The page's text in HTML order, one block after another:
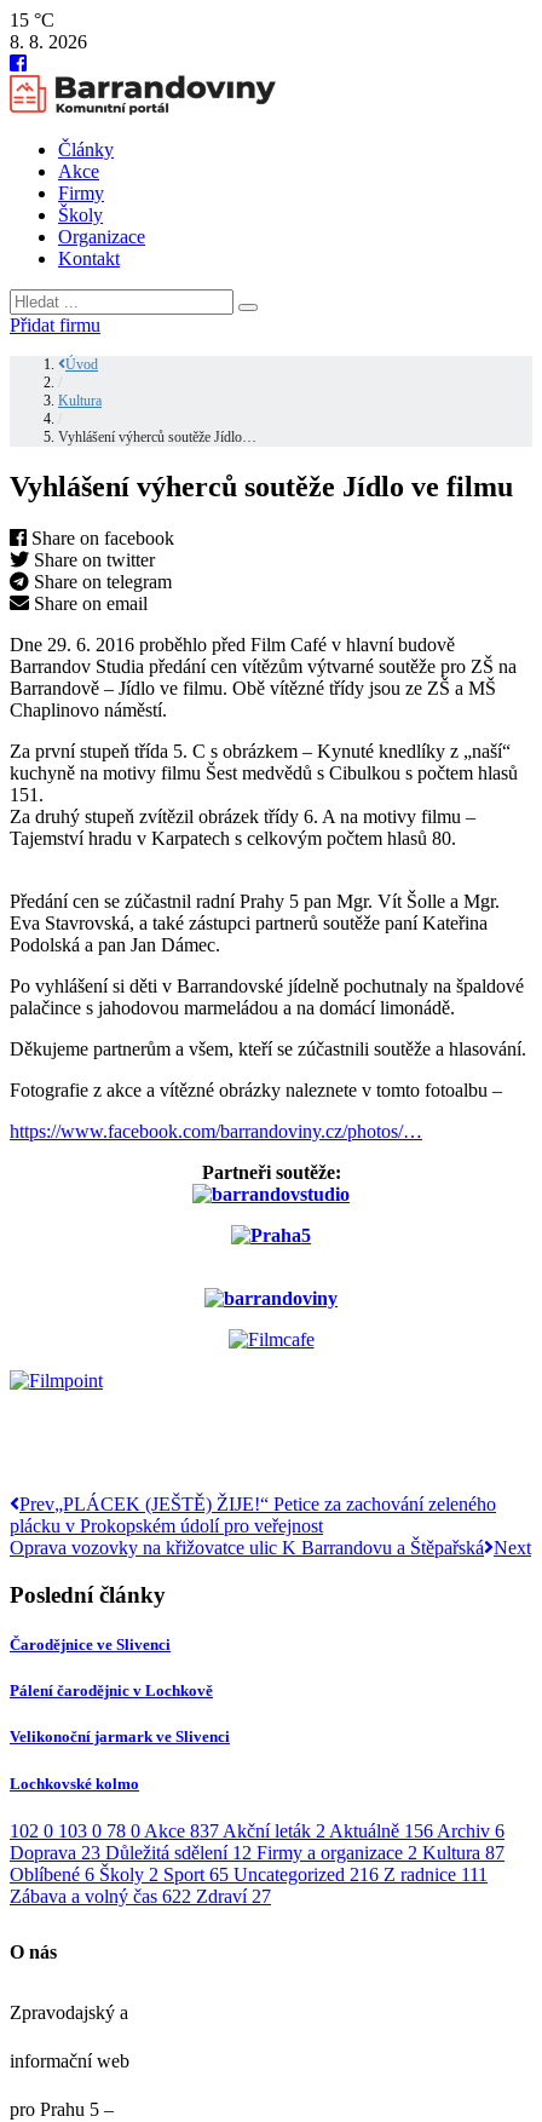
15 °C
8. 8. 2026
Články
Akce
Firmy
Školy
Organizace
Kontakt
Přidat firmu
Úvod
Kultura
Vyhlášení výherců soutěže Jídlo…
Vyhlášení výherců soutěže Jídlo ve filmu
Share on facebook
Share on twitter
Share on telegram
Share on email
Dne 29. 6. 2016 proběhlo před Film Café v hlavní budově
Barrandov Studia předání cen vítězům výtvarné soutěže pro ZŠ na
Barrandově – Jídlo ve filmu. Obě vítězné třídy jsou ze ZŠ a MŠ
Chaplinovo náměstí.
Za první stupeň třída 5. C s obrázkem – Kynuté knedlíky z „naší“
kuchyně na motivy filmu Šest medvědů s Cibulkou s počtem hlasů
151.
Za druhý stupeň zvítězil obrázek třídy 6. A na motivy filmu –
Tajemství hradu v Karpatech s celkovým počtem hlasů 80.
Předání cen se zúčastnil radní Prahy 5 pan Mgr. Vít Šolle a Mgr.
Eva Stavrovská, a také zástupci partnerů soutěže paní Kateřina
Podolská a pan Jan Dámec.
Po vyhlášení si děti v Barrandovské jídelně pochutnaly na špaldové
palačince s jahodovou marmeládou a na domácí limonádě.
Děkujeme partnerům a všem, kteří se zúčastnili soutěže a hlasování.
Fotografie z akce a vítězné obrázky naleznete v tomto fotoalbu –
https://www.facebook.com/barrandoviny.cz/photos/…
Partneři soutěže:
Prev„PLÁCEK (JEŠTĚ) ŽIJE!“ Petice za zachování zeleného
plácku v Prokopském údolí pro veřejnost
Oprava vozovky na křižovatce ulic K Barrandovu a Štěpařská Next
Poslední články
Čarodějnice ve Slivenci
Pálení čarodějnic v Lochkově
Velikonoční jarmark ve Slivenci
Lochkovské kolmo
102 0 103 0 78 0 Akce 837 Akční leták 2 Aktuálně 156 Archiv 6
Doprava 23 Důležitá sdělení 12 Firmy a organizace 2 Kultura 87
Oblíbené 6 Školy 2 Sport 65 Uncategorized 216 Z radnice 111
Zábava a volný čas 622 Zdraví 27
O nás
Zpravodajský a
informační web
pro Prahu 5 –